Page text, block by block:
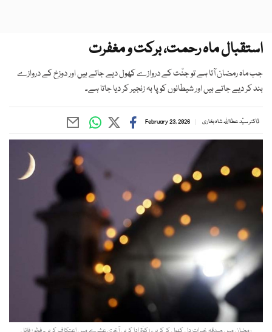
استقبال ماہ رحمت، برکت و مغفرت
جب ماہ رمضان آتا ہے تو جنّت کے دروازے کھول دیے جاتے ہیں اور دوزخ کے دروازے
بند کر دیے جاتے ہیں اور شیطانوں کو پا بہ زنجیر کر دیا جاتا ہے۔
ڈاکٹر سیّد عطااﷲ شاہ بخاری February 23, 2026